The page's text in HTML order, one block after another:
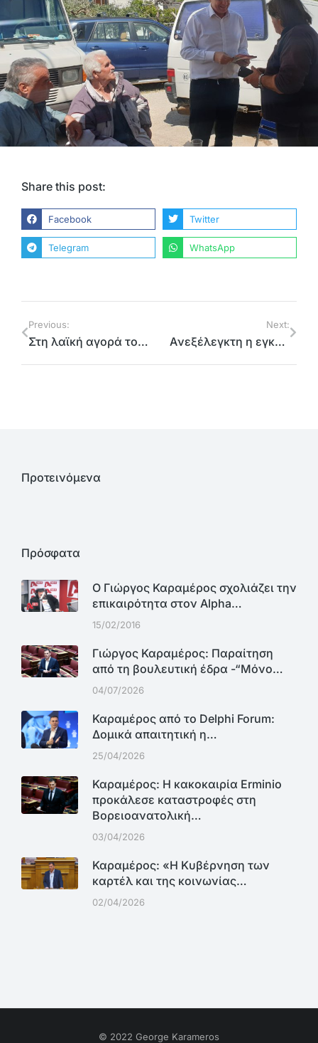
Share this post:
Facebook Twitter
Telegram WhatsApp
Previous:
Στη λαϊκή αγορά του Γέρακα
Next:
Aνεξέλεγκτη η εγκληματικότητα – Ανασφάλεια στους πολίτες της Ανατολικής Αττικής
Προτεινόμενα
Πρόσφατα
Ο Γιώργος Καραμέρος σχολιάζει την
επικαιρότητα στον Alpha…
15/02/2016
Γιώργος Καραμέρος: Παραίτηση
από τη βουλευτική έδρα -“Μόνο…
04/07/2026
Καραμέρος από το Delphi Forum:
Δομικά απαιτητική η…
25/04/2026
Καραμέρος: Η κακοκαιρία Erminio
προκάλεσε καταστροφές στη
Βορειοανατολική…
03/04/2026
Καραμέρος: «Η Κυβέρνηση των
καρτέλ και της κοινωνίας…
02/04/2026
© 2022 George Karameros